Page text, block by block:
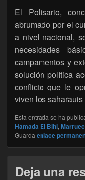
El Polisario,
abrumado por el
a nivel nacional,
necesidades
campamentos y
solución política
conflicto que le
viven los saharauis
Esta entrada se ha
Hamada El Bihi,
Guarda enlace
Deja una